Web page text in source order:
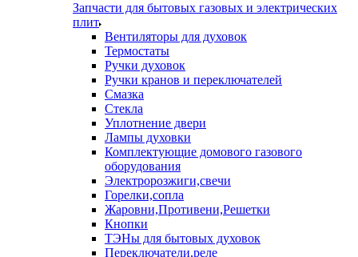
Запчасти для бытовых газовых и электрических
плит
Вентиляторы для духовок
Термостаты
Ручки духовок
Ручки кранов и переключателей
Смазка
Стекла
Уплотнение двери
Лампы духовки
Комплектующие домового газового
оборудования
Электророзжиги,свечи
Горелки,сопла
Жаровни,Противени,Решетки
Кнопки
ТЭНы для бытовых духовок
Переключатели,реле